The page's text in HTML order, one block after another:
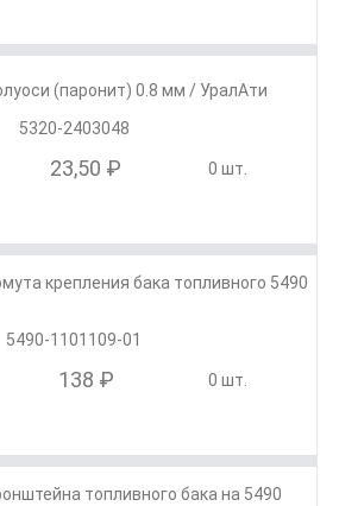
(паронит) 0.8 мм / УралАти
5320-2403048
23,50 ₽ 0 шт.
крепления бака топливного 5490
5490-1101109-01
138 ₽ 0 шт.
топливного бака на 5490